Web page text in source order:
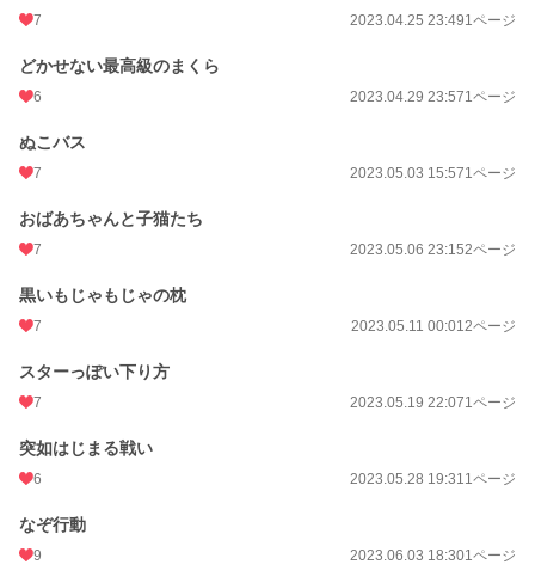
7 2023.04.25 23:491ページ
どかせない最高級のまくら
6 2023.04.29 23:571ページ
ぬこバス
7 2023.05.03 15:571ページ
おばあちゃんと子猫たち
7 2023.05.06 23:152ページ
黒いもじゃもじゃの枕
7 2023.05.11 00:012ページ
スターっぽい下り方
7 2023.05.19 22:071ページ
突如はじまる戦い
6 2023.05.28 19:311ページ
なぞ行動
9 2023.06.03 18:301ページ